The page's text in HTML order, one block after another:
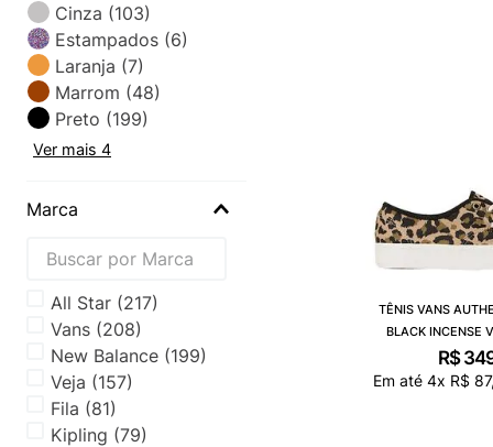
Cinza (103)
Estampados (6)
Laranja (7)
Marrom (48)
Preto (199)
Ver mais 4
Marca
all star (217)
vans (208)
new balance (199)
veja (157)
fila (81)
kipling (79)
TÊNIS VANS
BLACK INCENSE
R$
Em até4x R$ 87